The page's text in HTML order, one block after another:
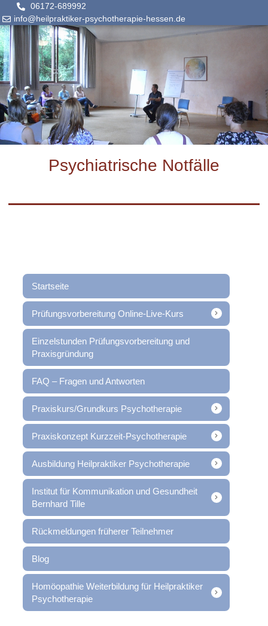
06172-689992
info@heilpraktiker-psychotherapie-hessen.de
Psychiatrische Notfälle
Startseite
Prüfungsvorbereitung Online-Live-Kurs
Einzelstunden Prüfungsvorbereitung und
Praxisgründung
FAQ – Fragen und Antworten
Praxiskurs/Grundkurs Psychotherapie
Praxiskonzept Kurzzeit-Psychotherapie
Ausbildung Heilpraktiker Psychotherapie
Institut für Kommunikation und Gesundheit
Bernhard Tille
Rückmeldungen früherer Teilnehmer
Blog
Homöopathie Weiterbildung für Heilpraktiker
Psychotherapie